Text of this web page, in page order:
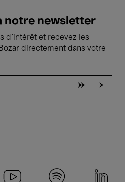
notre newsletter
d'intérêt et recevez les
directement dans votre